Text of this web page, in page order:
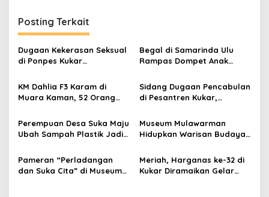
Posting Terkait
Dugaan Kekerasan Seksual
di Ponpes Kukar
Santriwati Mengaku Jadi
Korban
Begal di Samarinda Ulu
Rampas Dompet Anak
Ditangkap di Samboja
KM Dahlia F3 Karam di
Muara Kaman, 52 Orang
Sidang Dugaan Pencabulan
di Pesantren Kukar,
Minta Rehabilitasi
Perempuan Desa Suka Maju
Ubah Sampah Plastik Jadi
Tambang
Museum Mulawarman
Hidupkan Warisan Budaya
Tradisional
Pameran “Perladangan
dan Suka Cita” di Museum
Meriah, Harganas ke-32 di
Kukar Diramaikan Gelar